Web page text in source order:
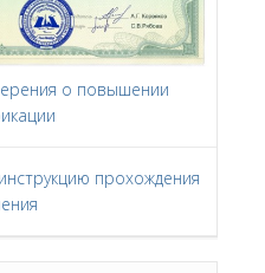
о повышении
прохождения